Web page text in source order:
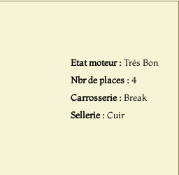
Etat moteur :Très Bon
Nbr de places :4
Carrosserie :Break
Sellerie :Cuir